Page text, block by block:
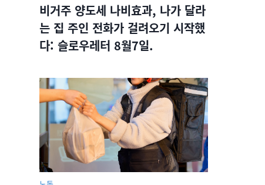
비거주 양도세 나비효과, 나가 달라
는 집 주인 전화가 걸려오기 시작했
다: 슬로우레터 8월7일.